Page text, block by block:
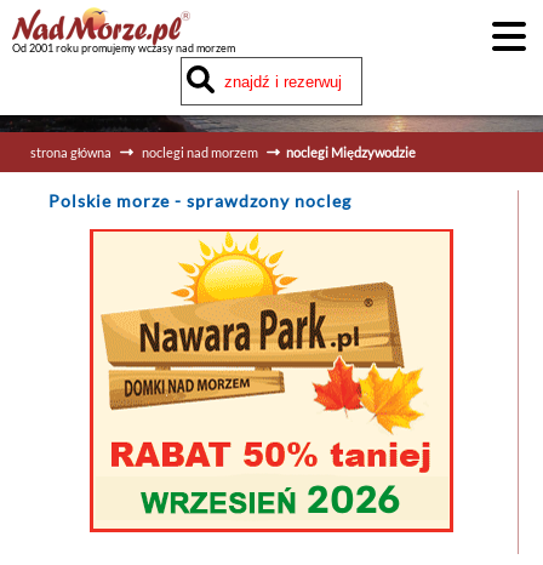
Od 2001 roku promujemy wczasy nad morzem
strona główna noclegi nad morzem noclegi Międzywodzie
Polskie morze - sprawdzony nocleg